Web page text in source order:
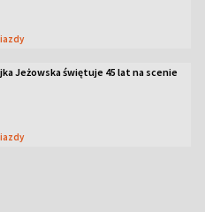
Jeżowska świętuje 45 lat na scenie